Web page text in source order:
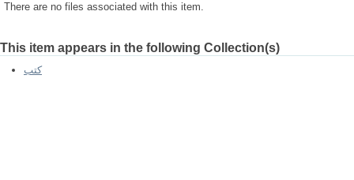
There are no files associated with this item.
This item appears in the following Collection(s)
كتب